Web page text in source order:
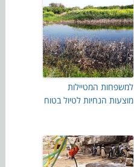
למשפחות המטיילות
מוצעות הנחיות לטיול בטוח